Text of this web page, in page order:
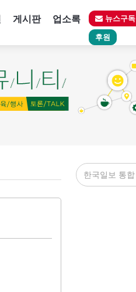
게시판 업소록 뉴스구독
후원